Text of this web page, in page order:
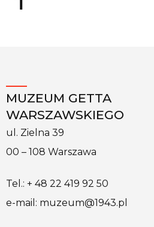
MUZEUM GETTA
WARSZAWSKIEGO
ul. Zielna 39
00 – 108 Warszawa
Tel.: + 48 22 419 92 50
e-mail: muzeum@1943.pl